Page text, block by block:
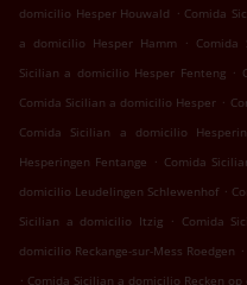
domicilio Hesper Houwald . Comida
a domicilio Hesper Hamm
. Comida
Sicilian a domicilio Hesper Fenteng .
Comida Sicilian a domicilio Hesper .
Comida Sicilian a domicilio
Hesperingen Fentange . Comida
domicilio Leudelingen Schlewenhof .
Sicilian a domicilio Itzig . Comida
domicilio Reckange-sur-Mess Roedgen .
. Comida Sicilian a domicilio Recken op